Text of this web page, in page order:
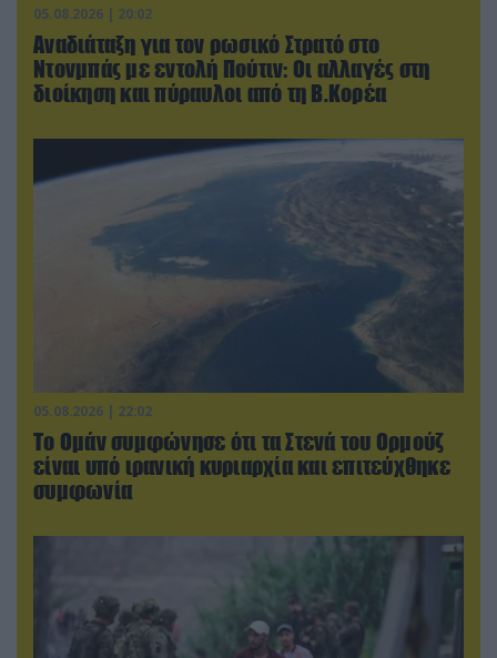
05.08.2026 | 20:02
Αναδιάταξη για τον ρωσικό Στρατό στο
Ντονμπάς με εντολή Πούτιν: Οι αλλαγές στη
διοίκηση και πύραυλοι από τη Β.Κορέα
05.08.2026 | 22:02
Το Ομάν συμφώνησε ότι τα Στενά του Ορμούζ
είναι υπό ιρανική κυριαρχία και επιτεύχθηκε
συμφωνία